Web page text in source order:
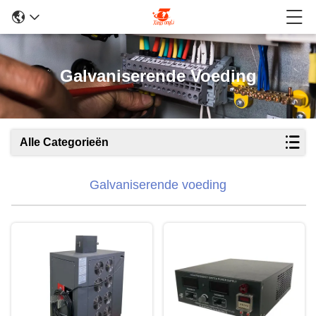
Galvaniserende Voeding
Alle Categorieën
Galvaniserende voeding